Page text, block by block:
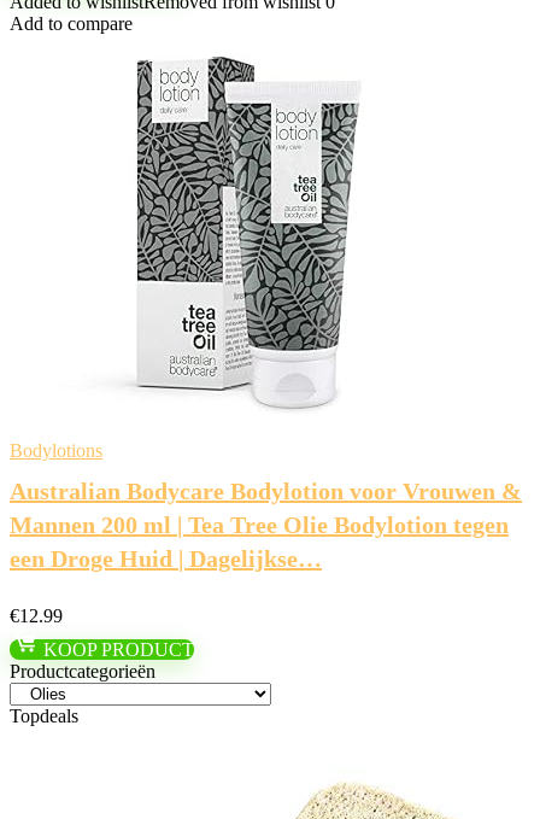
Add to compare
Bodylotions
Australian Bodycare Bodylotion voor Vrouwen &
Mannen 200 ml | Tea Tree Olie Bodylotion tegen
een Droge Huid | Dagelijkse…
€12.99
KOOP PRODUCT
Productcategorieën
Topdeals